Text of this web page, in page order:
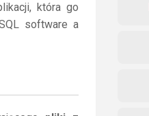
która go
software a